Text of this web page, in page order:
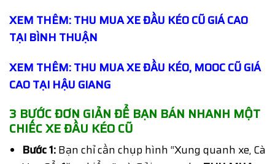
XEM THÊM: THU MUA XE ĐẦU KÉO CŨ GIÁ CAO
TẠI BÌNH THUẬN
XEM THÊM: THU MUA XE ĐẦU KÉO, MOOC CŨ GIÁ
CAO TẠI HẬU GIANG
3 BƯỚC ĐƠN GIẢN ĐỂ BẠN BÁN NHANH MỘT
CHIẾC XE ĐẦU KÉO CŨ
Bước 1:Bạn chỉ cần chụp hình “Xung quanh xe, Cà